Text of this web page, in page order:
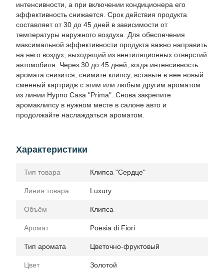
интенсивности, а при включении кондиционера его
эффективность снижается. Срок действия продукта
составляет от 30 до 45 дней в зависимости от
температуры наружного воздуха. Для обеспечения
максимальной эффективности продукта важно направить
на него воздух, выходящий из вентиляционных отверстий
автомобиля. Через 30 до 45 дней, когда интенсивность
аромата снизится, снимите клипсу, вставьте в нее новый
сменный картридж с этим или любым другим ароматом
из линии Hypno Casa "Prima". Снова закрепите
аромаклипсу в нужном месте в салоне авто и
продолжайте наслаждаться ароматом.
Характеристики
Тип товара Клипса "Сердце"
Линия товара Luxury
Объём Клипcа
Аромат Poesia di Fiori
Тип аромата Цветочно-фруктовый
Цвет Золотой